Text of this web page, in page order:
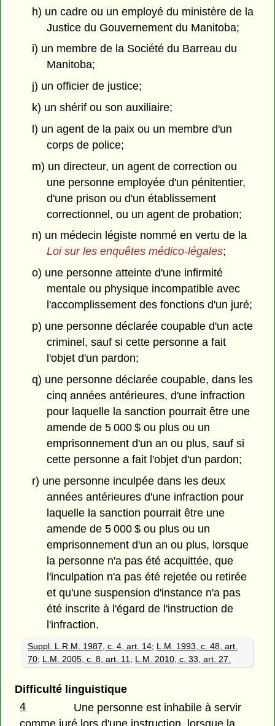
h) un cadre ou un employé du ministère de la
Justice du Gouvernement du Manitoba;
i) un membre de la Société du Barreau du
Manitoba;
j) un officier de justice;
k) un shérif ou son auxiliaire;
l) un agent de la paix ou un membre d'un
corps de police;
m) un directeur, un agent de correction ou
une personne employée d'un pénitentier,
d'une prison ou d'un établissement
correctionnel, ou un agent de probation;
n) un médecin légiste nommé en vertu de la
Loi sur les enquêtes médico-légales;
o) une personne atteinte d'une infirmité
mentale ou physique incompatible avec
l'accomplissement des fonctions d'un juré;
p) une personne déclarée coupable d'un acte
criminel, sauf si cette personne a fait
l'objet d'un pardon;
q) une personne déclarée coupable, dans les
cinq années antérieures, d'une infraction
pour laquelle la sanction pourrait être une
amende de 5 000 $ ou plus ou un
emprisonnement d'un an ou plus, sauf si
cette personne a fait l'objet d'un pardon;
r) une personne inculpée dans les deux
années antérieures d'une infraction pour
laquelle la sanction pourrait être une
amende de 5 000 $ ou plus ou un
emprisonnement d'un an ou plus, lorsque
la personne n'a pas été acquittée, que
l'inculpation n'a pas été rejetée ou retirée
et qu'une suspension d'instance n'a pas
été inscrite à l'égard de l'instruction de
l'infraction.
Suppl. L.R.M. 1987, c. 4, art. 14; L.M. 1993, c. 48, art.
70; L.M. 2005, c. 8, art. 11; L.M. 2010, c. 33, art. 27.
Difficulté linguistique
4
Une personne est inhabile à servir
comme juré lors d'une instruction, lorsque la